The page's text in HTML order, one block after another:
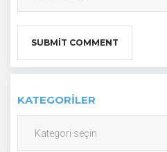
KATEGORILER